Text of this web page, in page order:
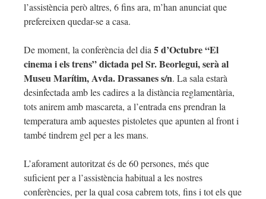
l’assistència però altres, 6 fins ara, m’han anunciat que
prefereixen quedar-se a casa.
De moment, la conferència del dia5 d’Octubre “El
cinema i els trens” dictada pel Sr. Beorlegui, serà al
Museu Marítim, Avda. Drassanes s/n. La sala estarà
desinfectada amb les cadires a la distància reglamentària,
tots anirem amb mascareta, a l’entrada ens prendran la
temperatura amb aquestes pistoletes que apunten al front i
també tindrem gel per a les mans.
L’aforament autoritzat és de 60 persones, més que
suficient per a l’assistència habitual a les nostres
conferències, per la qual cosa cabrem tots, fins i tot els que